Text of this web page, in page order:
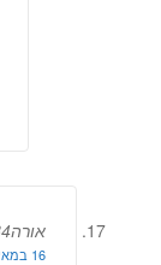
אורה34
16 במאי 2011 at 18:32